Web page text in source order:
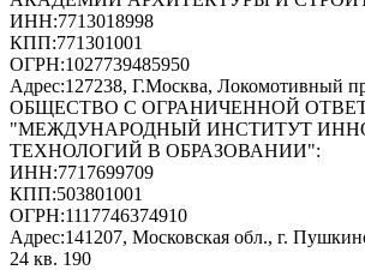
ИНН:7713018998
КПП:771301001
ОГРН:1027739485950
Адрес:127238, Г.Москва, Локомотивный
ОБЩЕСТВО С ОГРАНИЧЕННОЙ
"МЕЖДУНАРОДНЫЙ ИНСТИТУТ
ТЕХНОЛОГИЙ В ОБРАЗОВАНИИ":
ИНН:7717699709
КПП:503801001
ОГРН:1117746374910
Адрес:141207, Московская обл., г.
24 кв. 190